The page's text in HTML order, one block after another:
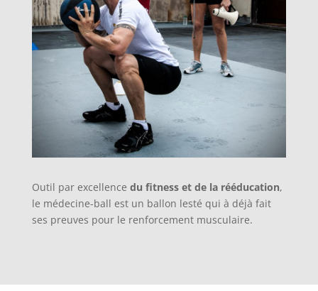
Outil par excellence du fitness et de la rééducation,
le médecine-ball est un ballon lesté qui à déjà fait
ses preuves pour le renforcement musculaire.